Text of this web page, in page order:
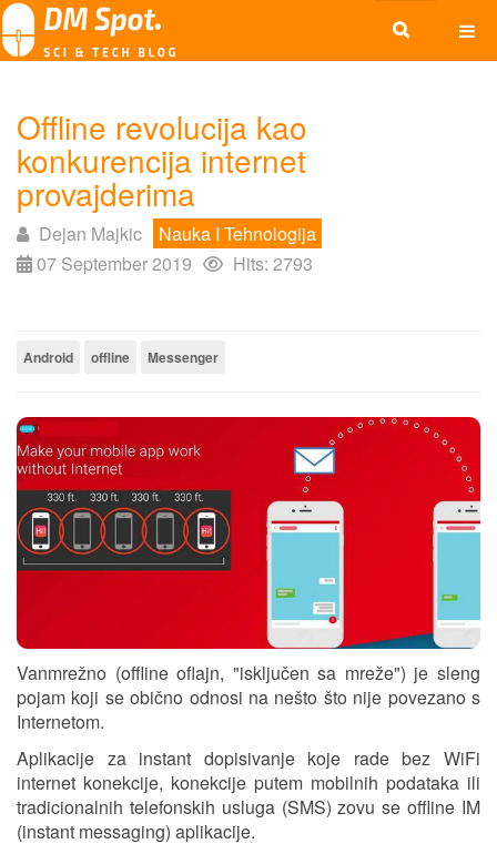
Offline revolucija kao
konkurencija internet
provajderima
Dejan Majkic
Nauka I Tehnologija
07 September 2019
Hits: 2793
Android offline Messenger
Vanmrežno (offline oflajn, "isključen sa mreže") je sleng
pojam koji se obično odnosi na nešto što nije povezano s
Internetom.
Aplikacije za instant dopisivanje koje rade bez WiFi
internet konekcije, konekcije putem mobilnih podataka ili
tradicionalnih telefonskih usluga (SMS) zovu se offline IM
(instant messaging) aplikacije.